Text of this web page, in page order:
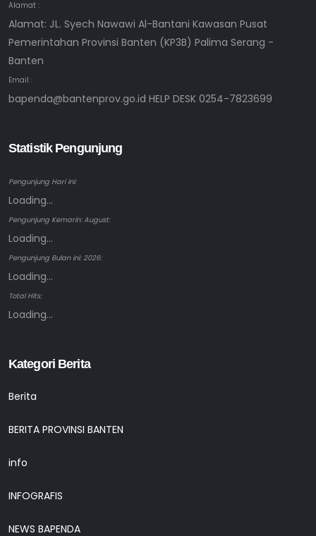
Alamat :
Alamat: JL. Syech Nawawi Al-Bantani Kawasan Pusat
Pemerintahan Provinsi Banten (KP3B) Palima Serang -
Banten
Email :
bapenda@bantenprov.go.id HELP DESK 0254-7823699
Statistik Pengunjung
Pengunjung Hari ini:
Loading...
Pengunjung Kemarin: August:
Loading...
Pengunjung Bulan ini: 2026:
Loading...
Total Hits:
Loading...
Kategori Berita
Berita
BERITA PROVINSI BANTEN
info
INFOGRAFIS
NEWS BAPENDA